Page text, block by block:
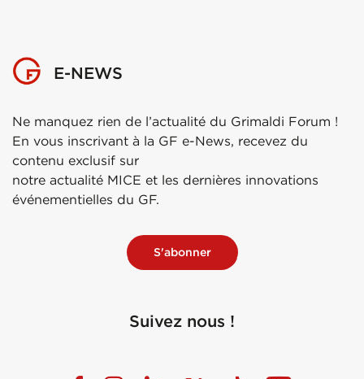
E-NEWS
Ne manquez rien de l’actualité du Grimaldi Forum !
En vous inscrivant à la GF e-News, recevez du
contenu exclusif sur
notre actualité MICE et les dernières innovations
événementielles du GF.
S'abonner
Suivez nous !